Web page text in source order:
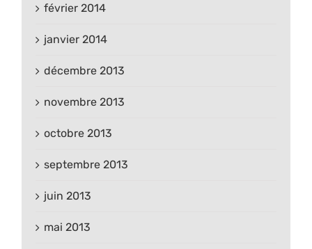
février 2014
janvier 2014
décembre 2013
novembre 2013
octobre 2013
septembre 2013
juin 2013
mai 2013